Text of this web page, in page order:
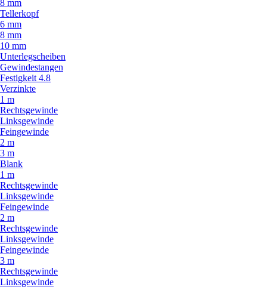
8 mm
Tellerkopf
6 mm
8 mm
10 mm
Unterlegscheiben
Gewindestangen
Festigkeit 4.8
Verzinkte
1 m
Rechtsgewinde
Linksgewinde
Feingewinde
2 m
3 m
Blank
1 m
Rechtsgewinde
Linksgewinde
Feingewinde
2 m
Rechtsgewinde
Linksgewinde
Feingewinde
3 m
Rechtsgewinde
Linksgewinde